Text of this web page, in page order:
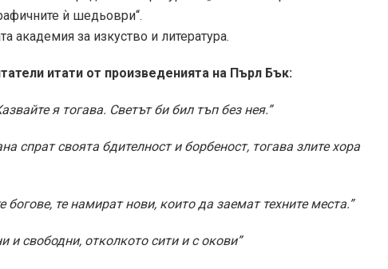
ѝ шедьоври“.
академия за изкуство и литература.
итати от произведенията на Пърл Бък:
я тогава. Светът би бил тъп без нея.”
спрат своята бдителност и борбеност, тогава злите хора
те намират нови, които да заемат техните места.”
и свободни, отколкото сити и с окови”